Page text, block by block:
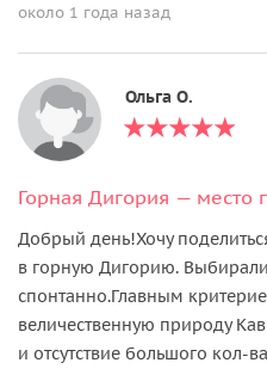
около 1 года назад
Ольга О.
Горная Дигория — место
Добрый день!Хочу
в горную Дигорию.
спонтанно.Главным
величественную природу
и отсутствие большого кол-